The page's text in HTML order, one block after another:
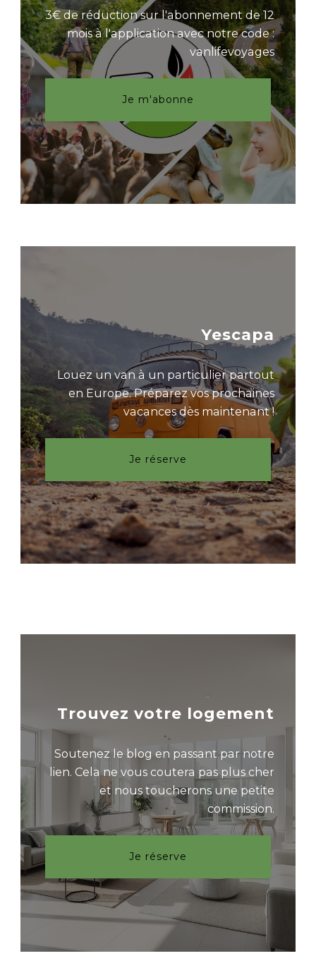
3€ de réduction sur l'abonnement de 12
mois à l'application avec notre code :
vanlifevoyages
Je m'abonne
Yescapa
Louez un van à un particulier partout
en Europe. Préparez vos prochaines
vacances dès maintenant !
Je réserve
Trouvez votre logement
Soutenez le blog en passant par notre
lien. Cela ne vous coutera pas plus cher
et nous toucherons une petite
commission.
Je réserve